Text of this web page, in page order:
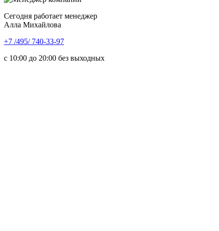
Сегодня работает менеджер
Алла Михайлова
+7 /495/ 740-33-97
с 10:00 до 20:00 без выходных